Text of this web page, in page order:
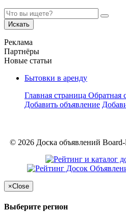
Искать
Реклама
Партнёры
Новые статьи
Бытовки в аренду
Главная страница Обратная
Добавить объявление
© 2026 Доска объявлений
×Close
Выберите регион